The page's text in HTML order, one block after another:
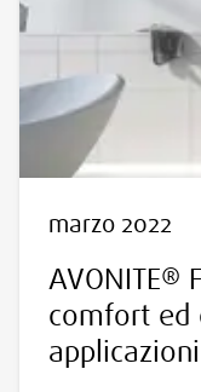
marzo 2022
AVONITE®
comfort ed